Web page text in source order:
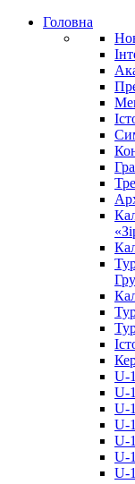
Головна
U-
U-
U-
U-
U-
U-
U-